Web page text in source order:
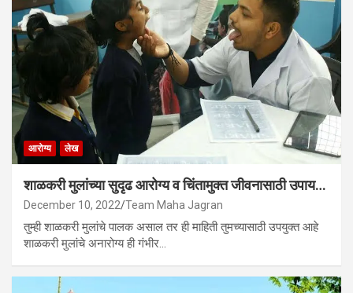
आरोग्य लेख
शाळकरी मुलांच्या सुदृढ आरोग्य व चिंतामुक्त जीवनासाठी उपाय…
December 10, 2022 Team Maha Jagran
तुम्ही शाळकरी मुलांचे पालक असाल तर ही माहिती तुमच्यासाठी उपयुक्त आहे
शाळकरी मुलांचे अनारोग्य ही गंभीर…